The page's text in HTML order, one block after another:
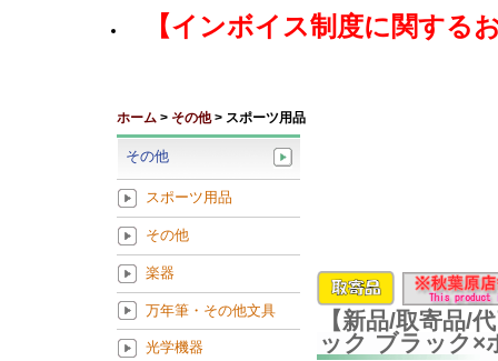
【インボイス制度に関する
ホーム > その他> スポーツ用品
【新品/取寄品/
ック ブラック×
その他
スポーツ用品
その他
楽器
万年筆・その他文具
光学機器